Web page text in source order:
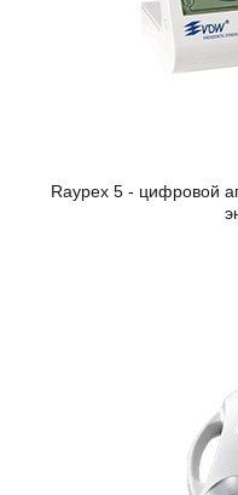
Raypex 5 - цифровой